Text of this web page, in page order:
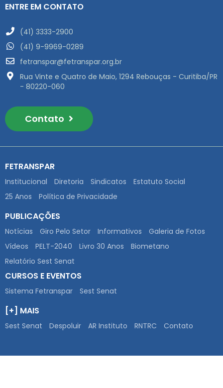
ENTRE EM CONTATO
(41) 3333-2900
(41) 9-9969-0289
fetranspar@fetranspar.org.br
Rua Vinte e Quatro de Maio, 1294 Rebouças - Curitiba/PR
- 80220-060
Contato
FETRANSPAR
Institucional Diretoria Sindicatos
Estatuto Social
25 Anos
Política de Privacidade
PUBLICAÇÕES
Notícias Giro Pelo Setor Informativos
Galeria de Fotos
Vídeos
PELT-2040 Livro 30 Anos
Biometano
Relatório Sest Senat
CURSOS E EVENTOS
Sistema Fetranspar Sest Senat
[+] MAIS
Sest Senat Despoluir AR Instituto RNTRC Contato